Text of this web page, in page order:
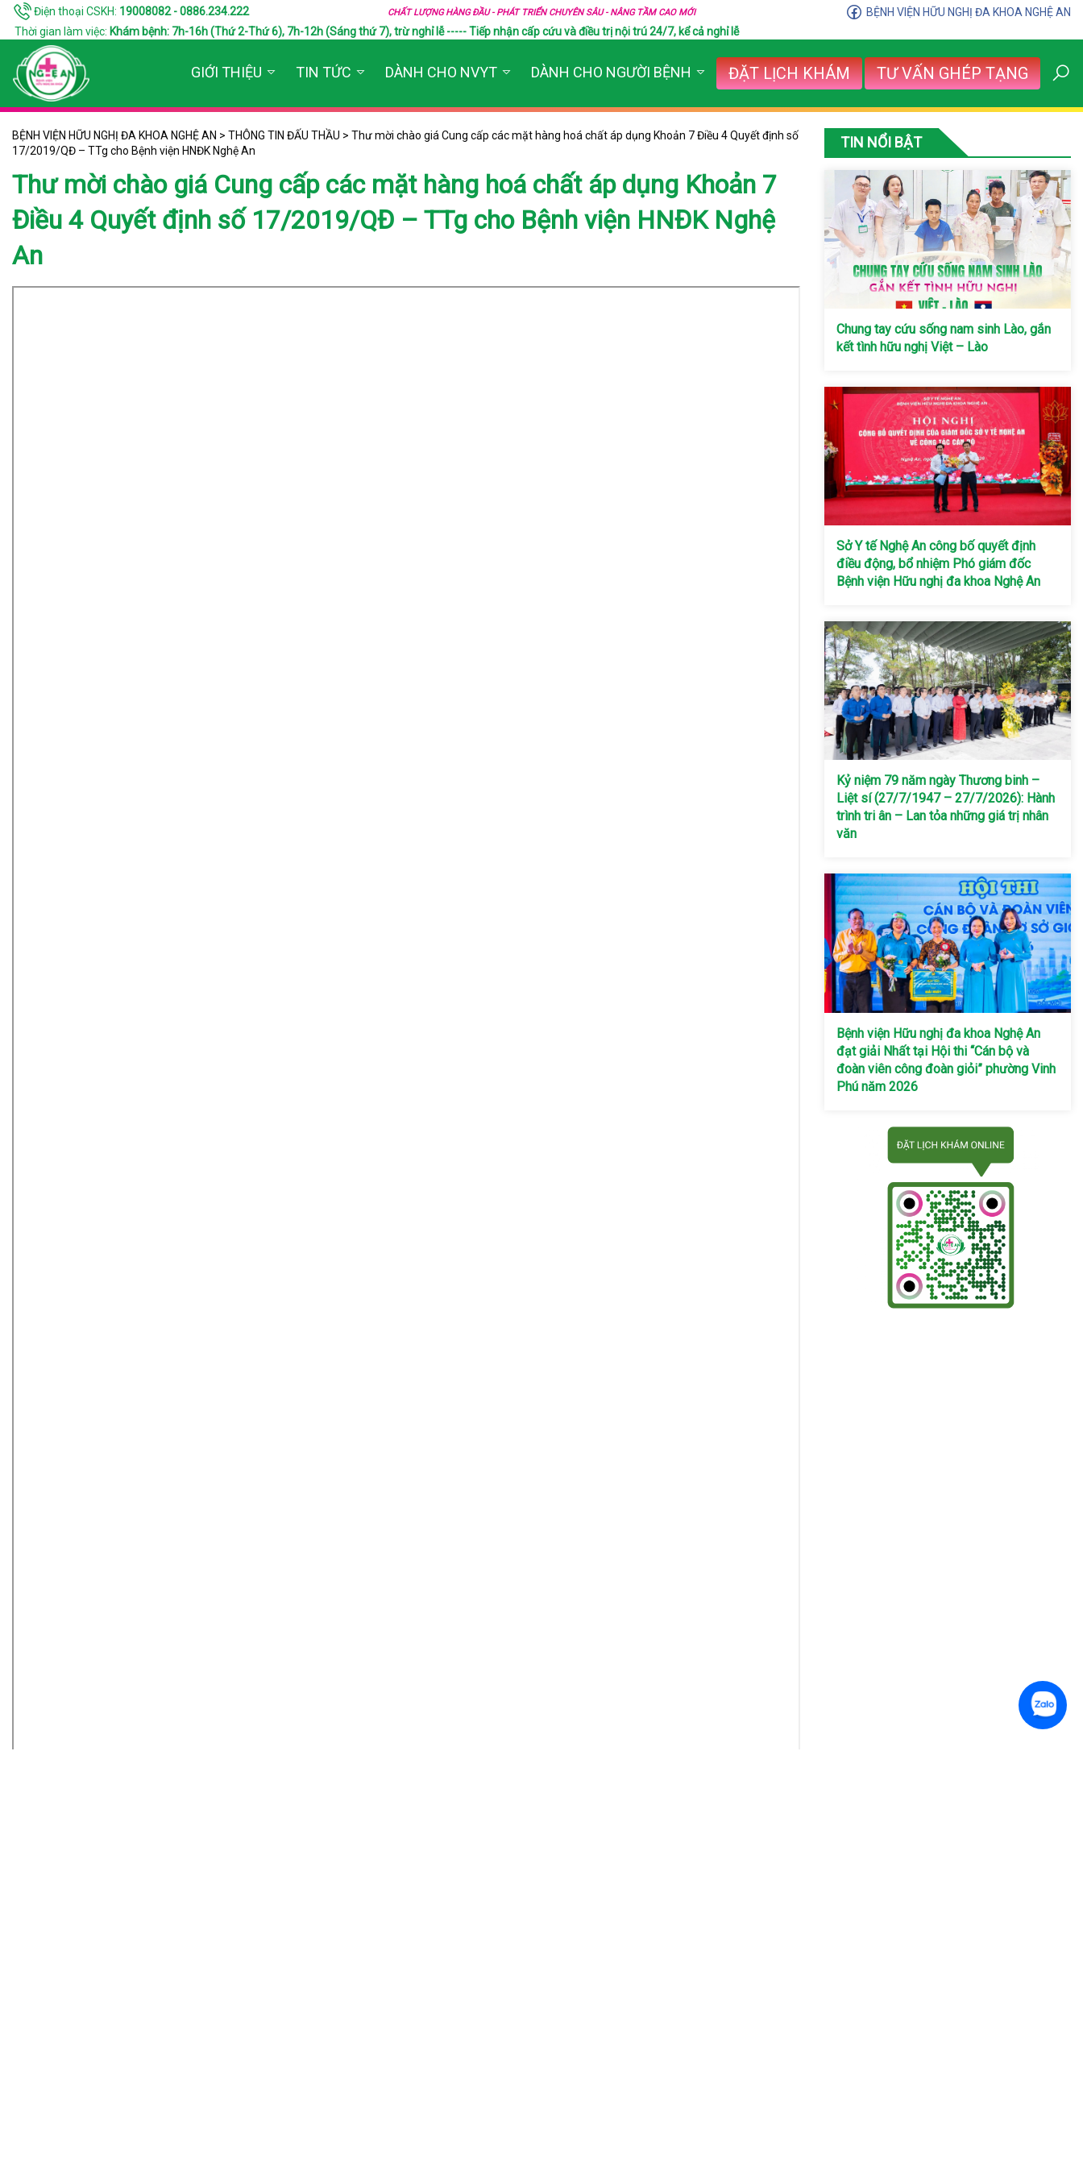
Điện thoại CSKH: 19008082 - 0886.234.222 CHẤT LƯỢNG HÀNG ĐẦU - PHÁT TRIỂN CHUYÊN SÂU - NÂNG TẦM CAO MỚI
BỆNH VIỆN HỮU NGHỊ ĐA KHOA NGHỆ AN
Thời gian làm việc: Khám bệnh: 7h-16h (Thứ 2-Thứ 6), 7h-12h (Sáng thứ 7), trừ nghỉ lễ ----- Tiếp nhận cấp cứu và điều trị nội trú 24/7, kể cả nghỉ lễ
GIỚI THIỆU TIN TỨC DÀNH CHO NVYT DÀNH CHO NGƯỜI BỆNH ĐẶT LỊCH KHÁM TƯ VẤN GHÉP TẠNG
BỆNH VIỆN HỮU NGHỊ ĐA KHOA NGHỆ AN > THÔNG TIN ĐẤU THẦU > Thư mời chào giá Cung cấp các mặt hàng hoá chất áp dụng Khoản 7 Điều 4 Quyết định số
17/2019/QĐ – TTg cho Bệnh viện HNĐK Nghệ An
Thư mời chào giá Cung cấp các mặt hàng hoá chất áp dụng Khoản 7
Điều 4 Quyết định số 17/2019/QĐ – TTg cho Bệnh viện HNĐK Nghệ
An
TIN NỔI BẬT
Chung tay cứu sống nam sinh Lào, gắn
kết tình hữu nghị Việt – Lào
Sở Y tế Nghệ An công bố quyết định
điều động, bổ nhiệm Phó giám đốc
Bệnh viện Hữu nghị đa khoa Nghệ An
Kỷ niệm 79 năm ngày Thương binh –
Liệt sí (27/7/1947 – 27/7/2026): Hành
trình tri ân – Lan tỏa những giá trị nhân
văn
Bệnh viện Hữu nghị đa khoa Nghệ An
đạt giải Nhất tại Hội thi “Cán bộ và
đoàn viên công đoàn giỏi” phường Vinh
Phú năm 2026